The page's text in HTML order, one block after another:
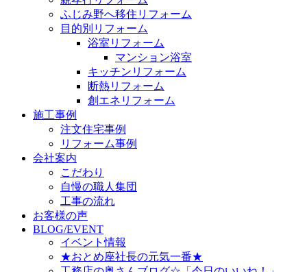
ふじみ野へ移住リフォーム
目的別リフォーム
浴室リフォーム
マンション浴室
キッチンリフォーム
断熱リフォーム
創エネリフォーム
施工事例
注文住宅事例
リフォーム事例
会社案内
こだわり
自慢の職人集団
工事の流れ
お客様の声
BLOG/EVENT
イベント情報
★おとめ座社長の元気一番★